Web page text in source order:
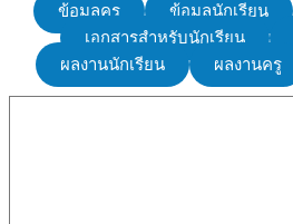
ข้อมูลครู
ข้อมูลนักเรียน
เอกสารสำหรับนักเรียน
ผลงานนักเรียน
ผลงานครู